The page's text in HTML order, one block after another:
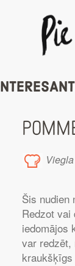
Viegla
Šis nudien
Redzot vai
iedomājos
var redzēt,